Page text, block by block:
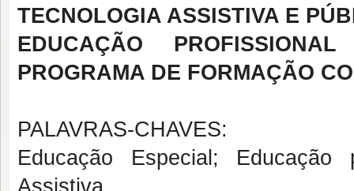
TECNOLOGIA ASSISTIVA E
EDUCAÇÃO
PROGRAMA DE FORMAÇÃO
PALAVRAS-CHAVES:
Educação Especial; Educação
Assistiva.